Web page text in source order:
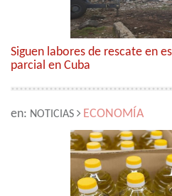
Siguen labores de rescate en
parcial en Cuba
en: NOTICIAS ECONOMÍA